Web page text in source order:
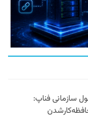
سازمانی فناپ: